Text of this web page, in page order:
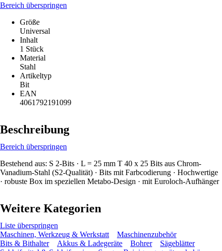
Bereich überspringen
Größe
Universal
Inhalt
1 Stück
Material
Stahl
Artikeltyp
Bit
EAN
4061792191099
Beschreibung
Bereich überspringen
Bestehend aus: S 2-Bits · L = 25 mm T 40 x 25 Bits aus Chrom-
Vanadium-Stahl (S2-Qualität) · Bits mit Farbcodierung · Hochwertige
· robuste Box im speziellen Metabo-Design · mit Euroloch-Aufhänger
Weitere Kategorien
Liste überspringen
Maschinen, Werkzeug & Werkstatt
Maschinenzubehör
Bits & Bithalter
Akkus & Ladegeräte Bohrer
Sägeblätter